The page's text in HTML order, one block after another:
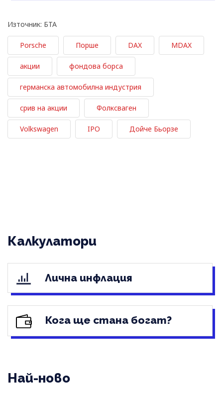
Източник: БТА
Porsche Порше DAX MDAX
акции фондова борса
германска автомобилна индустрия
срив на акции Фолксваген
Volkswagen IPO Дойче Бьорзе
Калкулатори
Лична инфлация
Кога ще стана богат?
Най-ново